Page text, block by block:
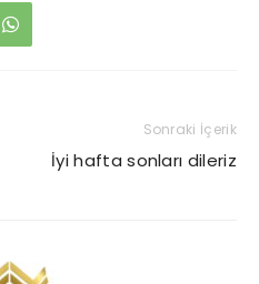
Sonraki İçerik
İyi hafta sonları dileriz